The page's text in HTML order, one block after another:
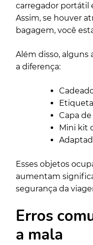
carregador portátil
Assim, se houver
bagagem, você
Além disso, alguns
a diferença:
Capa
Mini kit
Esses objetos
aumentam
segurança da
Erros
a mala